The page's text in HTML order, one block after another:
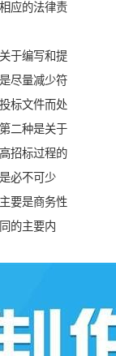
应的法律责
于编写和提
尽量减少符
标文件而处
二种是关于
招标过程的
必不可少
要是商务性
的主要内